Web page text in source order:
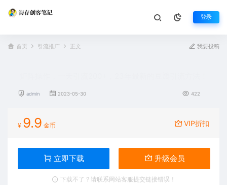
登录
首页 引流推广 正文 我要投稿
admin 2023-05-30 422
¥ 9.9 金币 VIP折扣
立即下载 升级会员
下载不了？请联系网站客服提交链接错误！